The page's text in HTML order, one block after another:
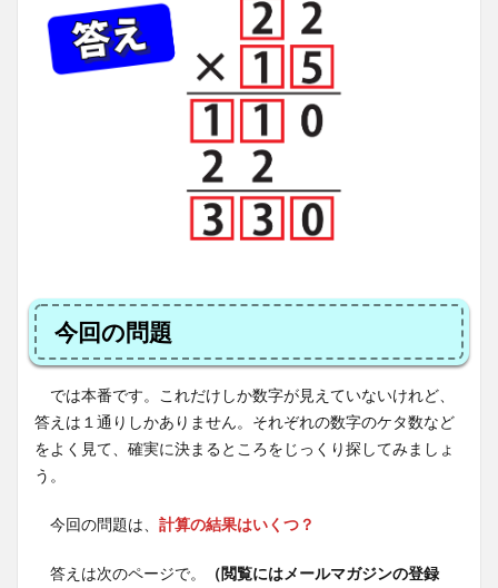
今回の問題
では本番です。これだけしか数字が見えていないけれど、
答えは１通りしかありません。それぞれの数字のケタ数など
をよく見て、確実に決まるところをじっくり探してみましょ
う。
今回の問題は、 計算の結果はいくつ？
答えは次のページで。
（閲覧にはメールマガジンの登録